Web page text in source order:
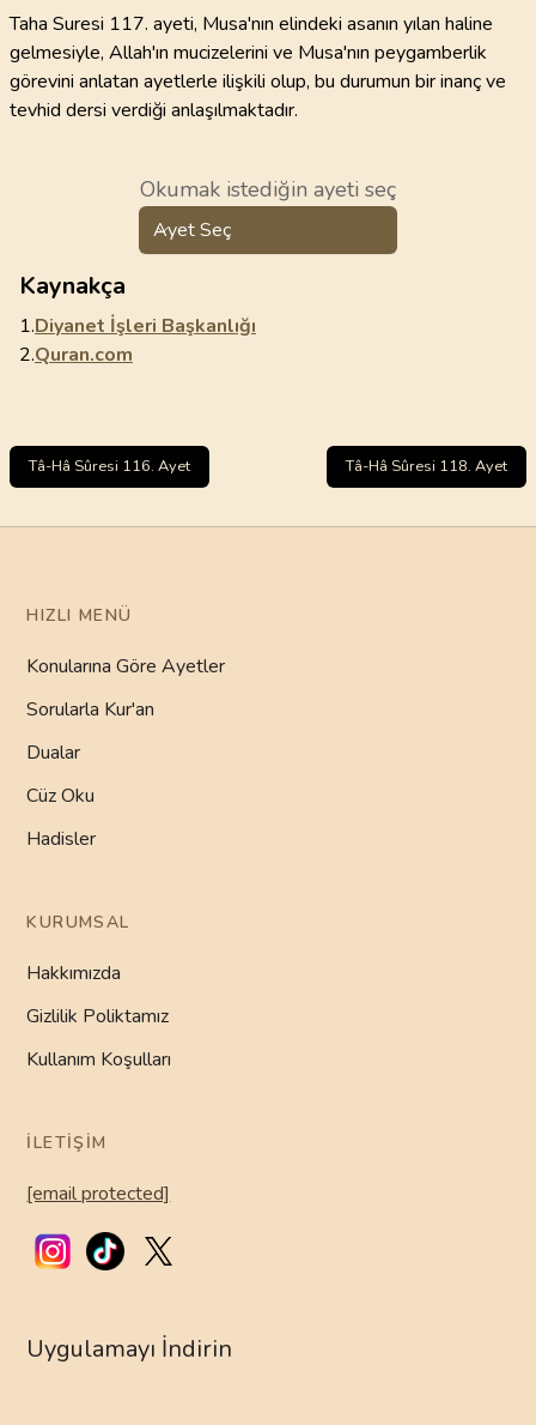
Taha Suresi 117. ayeti, Musa'nın elindeki asanın yılan haline
gelmesiyle, Allah'ın mucizelerini ve Musa'nın peygamberlik
görevini anlatan ayetlerle ilişkili olup, bu durumun bir inanç ve
tevhid dersi verdiği anlaşılmaktadır.
Okumak istediğin ayeti seç
Ayet Seç
Kaynakça
1.Diyanet İşleri Başkanlığı
2.Quran.com
Tâ-Hâ Sûresi 116. Ayet Tâ-Hâ Sûresi 118. Ayet
HIZLI MENÜ
Konularına Göre Ayetler
Sorularla Kur'an
Dualar
Cüz Oku
Hadisler
KURUMSAL
Hakkımızda
Gizlilik Poliktamız
Kullanım Koşulları
İLETIŞIM
[email protected]
Uygulamayı İndirin